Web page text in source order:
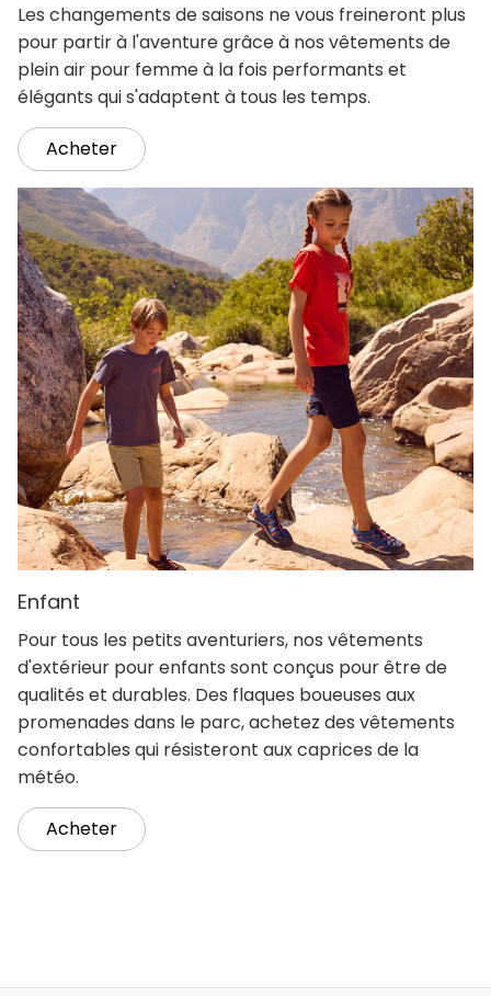
Les changements de saisons ne vous freineront plus
pour partir à l'aventure grâce à nos vêtements de
plein air pour femme à la fois performants et
élégants qui s'adaptent à tous les temps.
Acheter
Enfant
Pour tous les petits aventuriers, nos vêtements
d'extérieur pour enfants sont conçus pour être de
qualités et durables. Des flaques boueuses aux
promenades dans le parc, achetez des vêtements
confortables qui résisteront aux caprices de la
météo.
Acheter